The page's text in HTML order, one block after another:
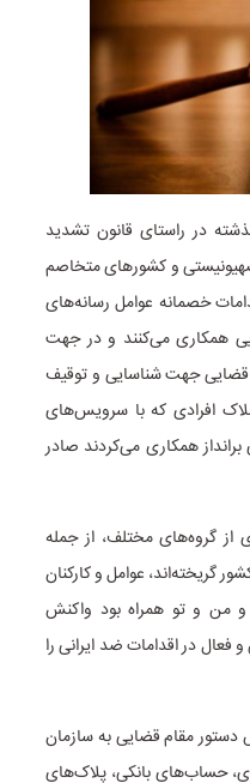
در راستای قانون تشدید
و کشور‌های متخاصم
خصمانه عوامل رسانه‌های
همکاری می‌کنند و در جهت
قضایی جهت شناسایی و توقیف
افرادی که با سرویس‌های
همکاری می‌کردند صادر
از گروه‌های مختلف، از جمله
گریخته‌اند، عوامل و کارکنان
و من و تو همراه بود واکنش
در اقدامات ضد ایرانی را
دستور مقام قضایی به سازمان
حساب‌های بانکی، پلاک‌های